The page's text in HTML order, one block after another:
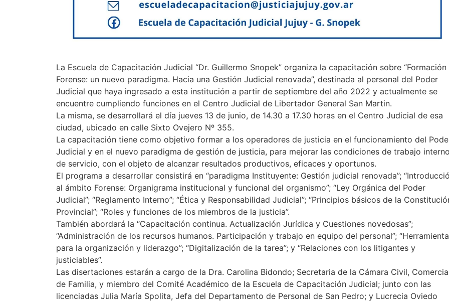
La Escuela de Capacitación Judicial “Dr. Guillermo Snopek” organiza la capacitación sobre “Formación
Forense: un nuevo paradigma. Hacia una Gestión Judicial renovada”, destinada al personal del Poder
Judicial que haya ingresado a esta institución a partir de septiembre del año 2022 y actualmente se
encuentre cumpliendo funciones en el Centro Judicial de Libertador General San Martin.
La misma, se desarrollará el día jueves 13 de junio, de 14.30 a 17.30 horas en el Centro Judicial de esa
ciudad, ubicado en calle Sixto Ovejero Nº 355.
La capacitación tiene como objetivo formar a los operadores de justicia en el funcionamiento del
Judicial y en el nuevo paradigma de gestión de justicia, para mejorar las condiciones de trabajo
de servicio, con el objeto de alcanzar resultados productivos, eficaces y oportunos.
El programa a desarrollar consistirá en “paradigma Instituyente: Gestión judicial renovada”;
al ámbito Forense: Organigrama institucional y funcional del organismo”; “Ley Orgánica del Poder
Judicial”; “Reglamento Interno”; “Ética y Responsabilidad Judicial”; “Principios básicos de la
Provincial”; “Roles y funciones de los miembros de la justicia”.
También abordará la “Capacitación continua. Actualización Jurídica y Cuestiones novedosas”;
“Administración de los recursos humanos. Participación y trabajo en equipo del personal”;
para la organización y liderazgo”; “Digitalización de la tarea”; y “Relaciones con los litigantes y
justiciables”.
Las disertaciones estarán a cargo de la Dra. Carolina Bidondo; Secretaria de la Cámara Civil,
de Familia, y miembro del Comité Académico de la Escuela de Capacitación Judicial; junto con las
licenciadas Julia María Spolita, Jefa del Departamento de Personal de San Pedro; y Lucrecia Oviedo